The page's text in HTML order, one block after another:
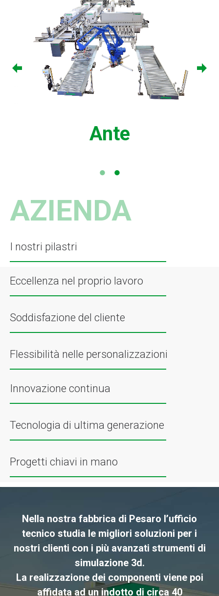
Ante
AZIENDA
I nostri pilastri
Eccellenza nel proprio lavoro
Soddisfazione del cliente
Flessibilità nelle personalizzazioni
Innovazione continua
Tecnologia di ultima generazione
Progetti chiavi in mano
Nella nostra fabbrica di Pesaro l’ufficio
tecnico studia le migliori soluzioni per i
nostri clienti con i più avanzati strumenti di
simulazione 3d.
La realizzazione dei componenti viene poi
affidata ad un indotto di circa 40